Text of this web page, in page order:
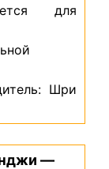
для
Шри
—